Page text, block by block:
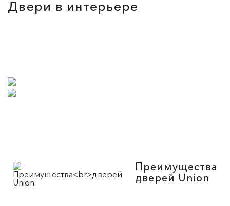
Двери в интерьере
Преимущества
дверей Union